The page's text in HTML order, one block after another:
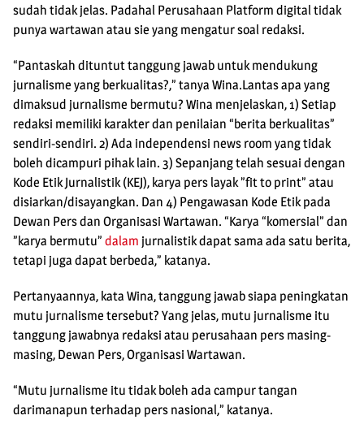
sudah tidak jelas. Padahal Perusahaan Platform digital tidak
punya wartawan atau sie yang mengatur soal redaksi.
“Pantaskah dituntut tanggung jawab untuk mendukung
jurnalisme yang berkualitas?,” tanya Wina.Lantas apa yang
dimaksud jurnalisme bermutu? Wina menjelaskan, 1) Setiap
redaksi memiliki karakter dan penilaian “berita berkualitas”
sendiri-sendiri. 2) Ada independensi news room yang tidak
boleh dicampuri pihak lain. 3) Sepanjang telah sesuai dengan
Kode Etik Jurnalistik (KEJ), karya pers layak ”fit to print” atau
disiarkan/disayangkan. Dan 4) Pengawasan Kode Etik pada
Dewan Pers dan Organisasi Wartawan. “Karya “komersial” dan
”karya bermutu” dalam jurnalistik dapat sama ada satu berita,
tetapi juga dapat berbeda,” katanya.
Pertanyaannya, kata Wina, tanggung jawab siapa peningkatan
mutu jurnalisme tersebut? Yang jelas, mutu jurnalisme itu
tanggung jawabnya redaksi atau perusahaan pers masing-
masing, Dewan Pers, Organisasi Wartawan.
“Mutu jurnalisme itu tidak boleh ada campur tangan
darimanapun terhadap pers nasional,” katanya.